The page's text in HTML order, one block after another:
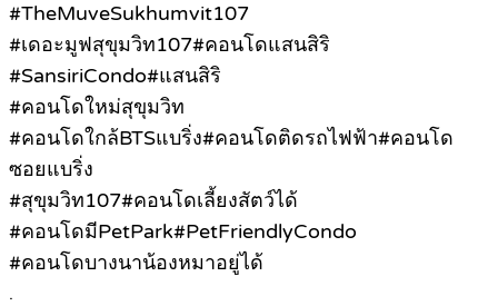
#TheMuveSukhumvit107
#เดอะมูฟสุขุมวิท107#คอนโดแสนสิริ
#SansiriCondo#แสนสิริ
#คอนโดใหม่สุขุมวิท
#คอนโดใกล้BTSแบริ่ง#คอนโดติดรถไฟฟ้า#คอนโด
ซอยแบริ่ง
#สุขุมวิท107#คอนโดเลี้ยงสัตว์ได้
#คอนโดมีPetPark#PetFriendlyCondo
#คอนโดบางนาน้องหมาอยู่ได้
.